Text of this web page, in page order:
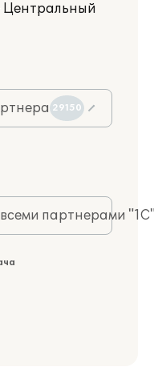
Центральный
29150
партнерами